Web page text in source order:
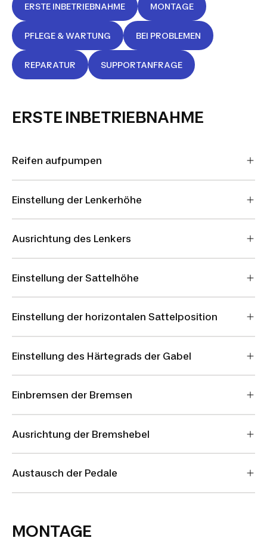
ERSTE INBETRIEBNAHME MONTAGE
PFLEGE & WARTUNG BEI PROBLEMEN
REPARATUR SUPPORTANFRAGE
ERSTE INBETRIEBNAHME
Reifen aufpumpen
Einstellung der Lenkerhöhe
Ausrichtung des Lenkers
Einstellung der Sattelhöhe
Einstellung der horizontalen Sattelposition
Einstellung des Härtegrads der Gabel
Einbremsen der Bremsen
Ausrichtung der Bremshebel
Austausch der Pedale
MONTAGE